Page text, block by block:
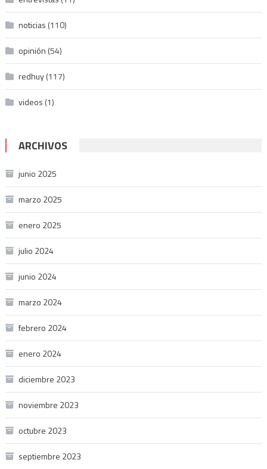
noticias (110)
opinión (54)
redhuy(117)
videos (1)
ARCHIVOS
junio 2025
marzo 2025
enero 2025
julio 2024
junio 2024
marzo 2024
febrero 2024
enero 2024
diciembre 2023
noviembre 2023
octubre 2023
septiembre 2023